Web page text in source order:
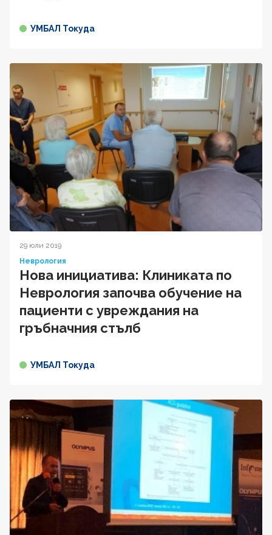
УМБАЛ Токуда
29 юли 2019
Неврология
Нова инициатива: Клиниката по
Неврология започва обучение на
пациенти с увреждания на
гръбначния стълб
УМБАЛ Токуда